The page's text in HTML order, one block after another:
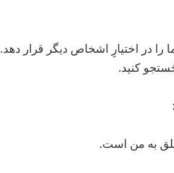
در اختیارِ اشخاص دیگر قرار دهد.
کنید.
به من است.